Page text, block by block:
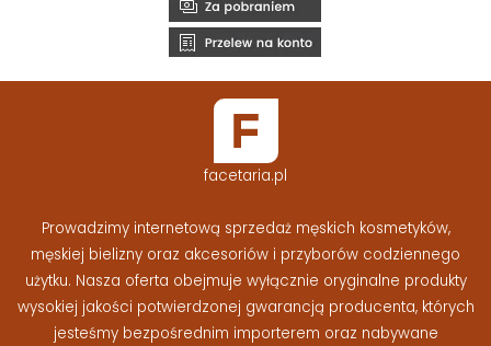
facetaria.pl
Prowadzimy internetową sprzedaż męskich kosmetyków,
męskiej bielizny oraz akcesoriów i przyborów codziennego
użytku. Nasza oferta obejmuje wyłącznie oryginalne produkty
wysokiej jakości potwierdzonej gwarancją producenta, których
jesteśmy bezpośrednim importerem oraz nabywane